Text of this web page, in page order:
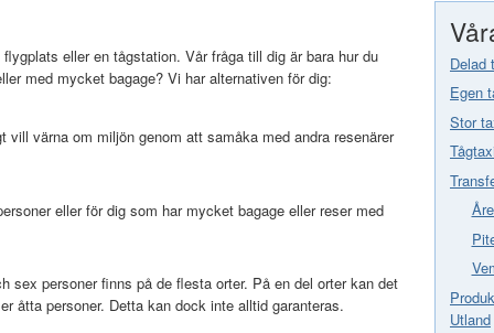
Delad
Egen
Stor
Utland
eller en tågstation. Vår fråga till dig är bara hur du
med mycket bagage? Vi har alternativen för dig:
värna om miljön genom att samåka med andra resenärer
eller för dig som har mycket bagage eller reser med
sex personer finns på de flesta orter. På en del orter kan det
åtta personer. Detta kan dock inte alltid garanteras.